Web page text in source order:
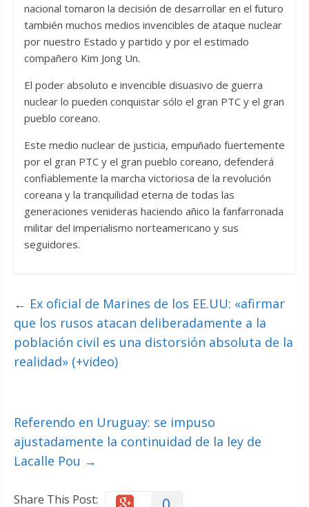
nacional tomaron la decisión de desarrollar en el futuro
también muchos medios invencibles de ataque nuclear
por nuestro Estado y partido y por el estimado
compañero Kim Jong Un.
El poder absoluto e invencible disuasivo de guerra
nuclear lo pueden conquistar sólo el gran PTC y el gran
pueblo coreano.
Este medio nuclear de justicia, empuñado fuertemente
por el gran PTC y el gran pueblo coreano, defenderá
confiablemente la marcha victoriosa de la revolución
coreana y la tranquilidad eterna de todas las
generaciones venideras haciendo añico la fanfarronada
militar del imperialismo norteamericano y sus
seguidores.
← Ex oficial de Marines de los EE.UU: «afirmar
que los rusos atacan deliberadamente a la
población civil es una distorsión absoluta de la
realidad» (+video)
Referendo en Uruguay: se impuso
ajustadamente la continuidad de la ley de
Lacalle Pou →
Share This Post: